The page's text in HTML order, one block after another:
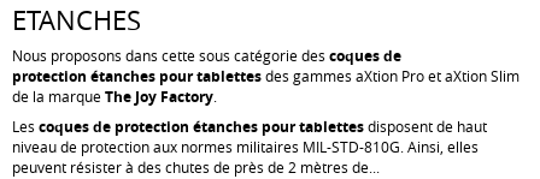
ETANCHES
Nous proposons dans cette sous catégorie des coques de
protection étanches pour tablettesdes gammes aXtion Pro et aXtion Slim
de la marqueThe Joy Factory
Les coques de protection étanches pour tablettesdisposent de haut
niveau de protection aux normes militaires MIL-STD-810G. Ainsi, elles
peuvent résister à des chutes de près de 2 mètres de...